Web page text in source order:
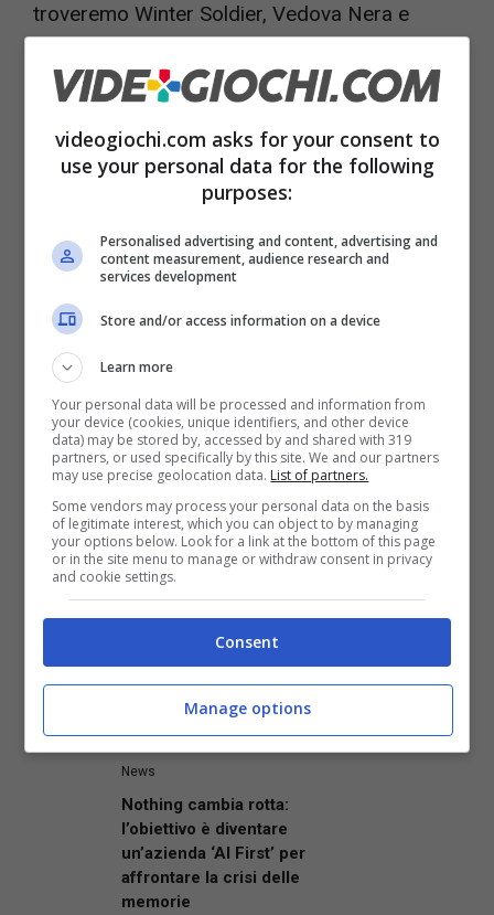
troveremo Winter Soldier, Vedova Nera e
mentre per il primo se ne riparlerà già il 17
ottobre.
Marvel vs. Capcom Infinite è ora disponibile
per PC, PS4 e Xbox One.
Articoli recenti
News
Grokipedia: l’innovativo
progetto AI di Elon Musk è
già al capolinea?
News
ASUS ProArt si Amplia:
Presentato il Nuovo Box
SSD di Fascia Alta con
Velocità di Trasferimento
Final Fantasy Resonance:
Amazon per la versione
PS5 in calo
News
Nothing cambia rotta:
l’obiettivo è diventare
un’azienda ‘AI First’ per
affrontare la crisi delle
memorie
videogiochi.com asks for your consent to
use your personal data for the following
purposes:
Personalised advertising and content, advertising and
content measurement, audience research and
services development
Store and/or access information on a device
Learn more
Your personal data will be processed and information from
your device (cookies, unique identifiers, and other device
data) may be stored by, accessed by and shared with 319
partners, or used specifically by this site. We and our partners
may use precise geolocation data. List of partners.
Some vendors may process your personal data on the basis
of legitimate interest, which you can object to by managing
your options below. Look for a link at the bottom of this page
or in the site menu to manage or withdraw consent in privacy
and cookie settings.
Consent
Manage options